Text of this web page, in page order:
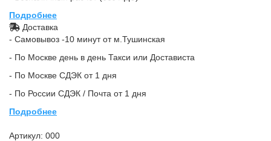
Подробнее
Доставка
- Самовывоз -10 минут от м.Тушинская
- По Москве день в день Такси или Достависта
- По Москве СДЭК от 1 дня
- По России СДЭК / Почта от 1 дня
Подробнее
Артикул: 000